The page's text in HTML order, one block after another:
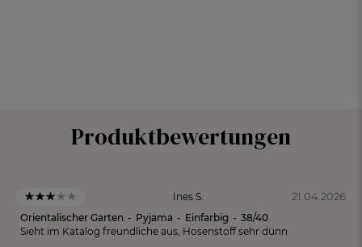
Produktbewertungen
Ines S. 21.04.2026
Orientalischer Garten - Pyjama - Einfarbig - 38/40
Sieht im Katalog freundliche aus, Hosenstoff sehr dünn